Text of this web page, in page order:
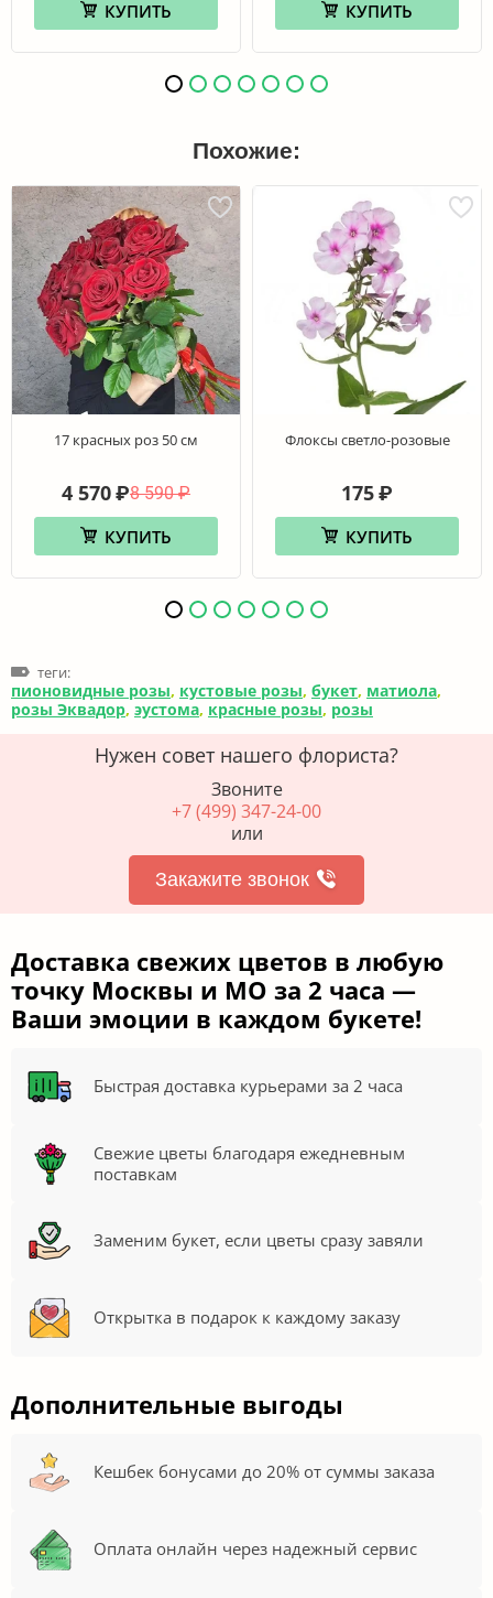
КУПИТЬ КУПИТЬ
Похожие:
17 красных роз 50 см
8 590 ₽
4 570₽
КУПИТЬ
Флоксы светло-розовые
175₽
КУПИТЬ
теги:
пионовидные розы, кустовые розы, букет, матиола,
розы Эквадор, эустома, красные розы, розы
Нужен совет нашего флориста?
Звоните
+7 (499) 347-24-00
или
Закажите звонок
Доставка свежих цветов в любую
точку Москвы и МО за 2 часа —
Ваши эмоции в каждом букете!
Быстрая доставка курьерами за 2 часа
Свежие цветы благодаря ежедневным
поставкам
Заменим букет, если цветы сразу завяли
Открытка в подарок к каждому заказу
Дополнительные выгоды
Кешбек бонусами до 20% от суммы заказа
Оплата онлайн через надежный сервис